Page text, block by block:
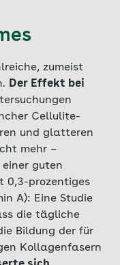
zumeist
Der Effekt bei
Cellulite-
und glatteren
mehr –
guten
0,3-prozentiges
A): Eine Studie
die tägliche
Bildung der für
Kollagenfasern